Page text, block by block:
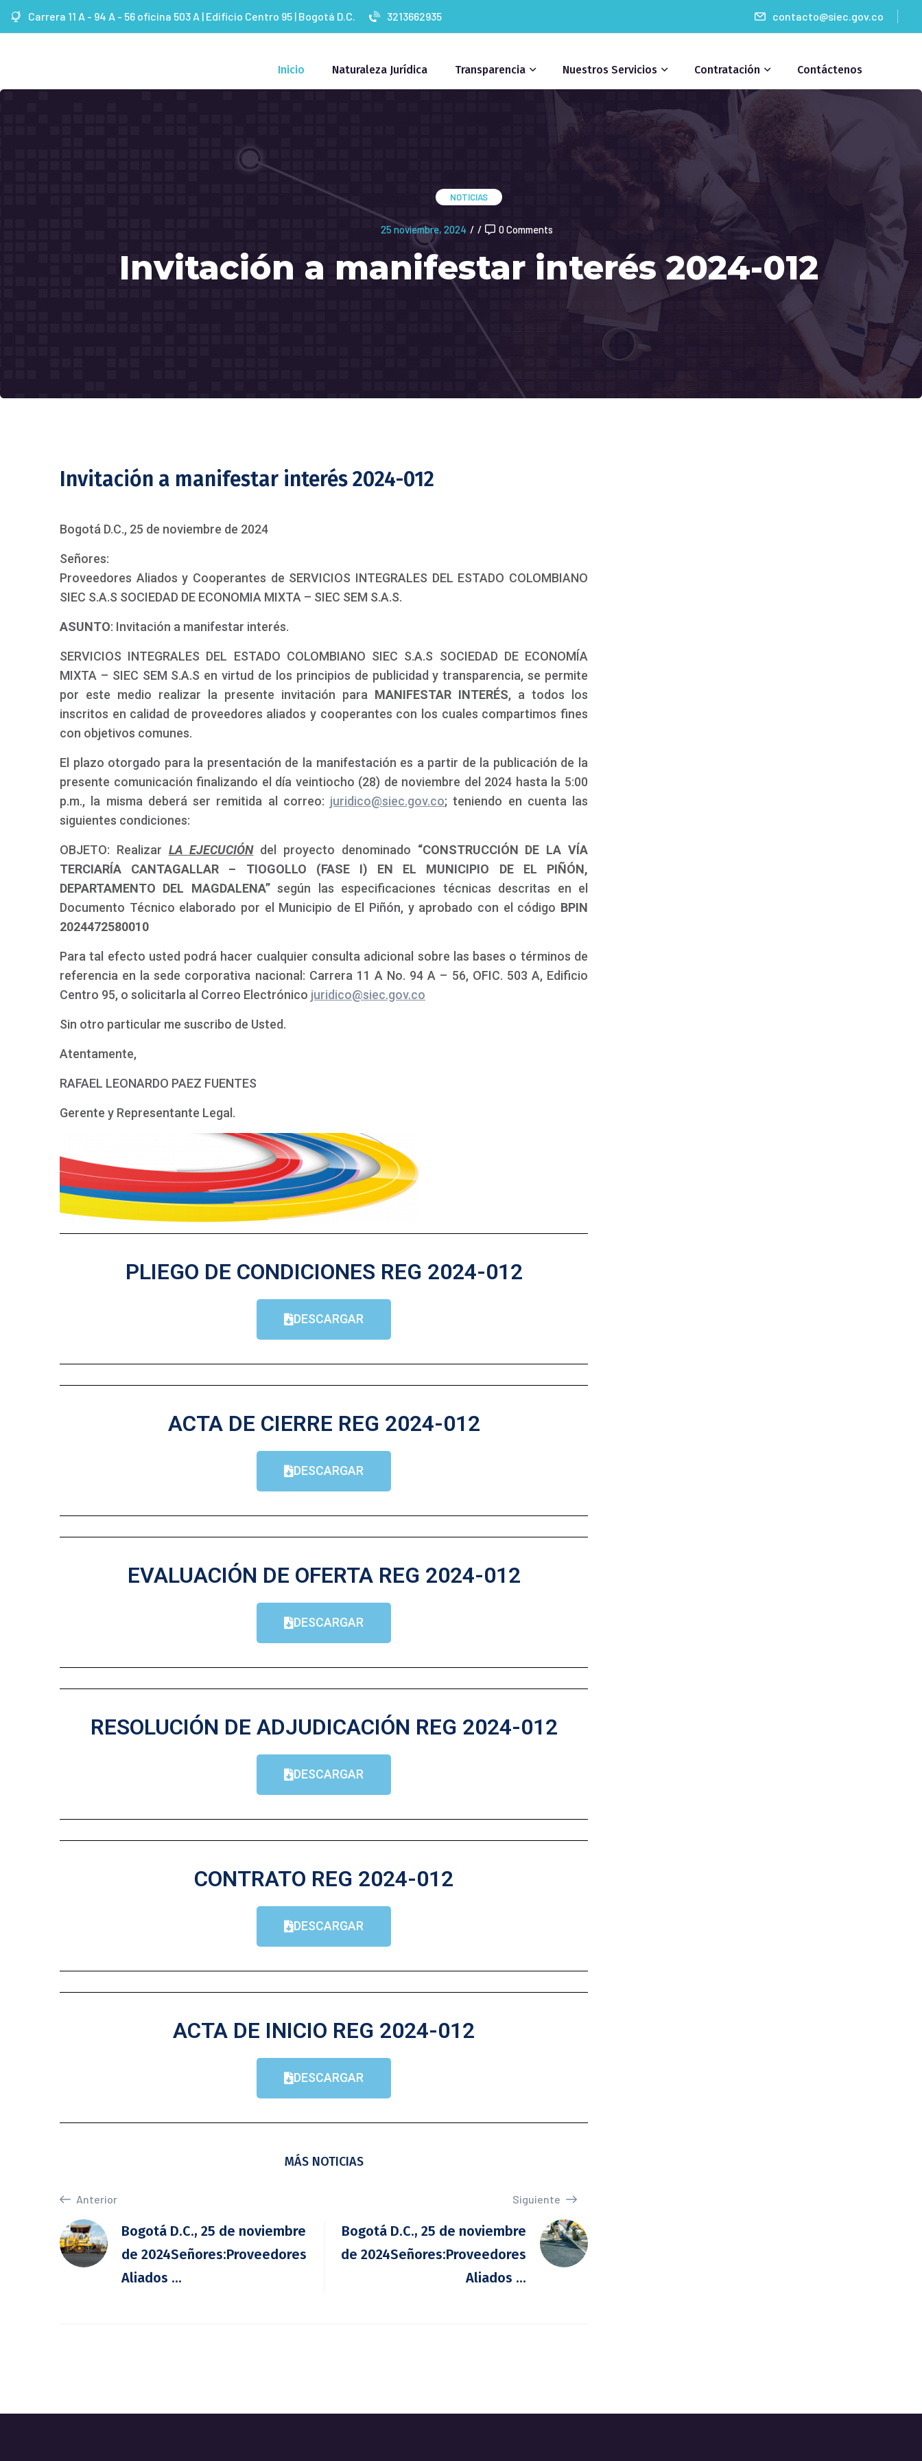
Carrera 11 A - 94 A - 56 oficina 503 A | Edificio Centro 95 | Bogotá D.C. 3213662935 contacto@siec.gov.co
Inicio Naturaleza Jurídica Transparencia Nuestros Servicios Contratación Contáctenos
NOTICIAS
25 noviembre, 2024 / / 0 Comments
Invitación a manifestar interés 2024-012
Invitación a manifestar interés 2024-012
Bogotá D.C., 25 de noviembre de 2024
Señores:
Proveedores Aliados y Cooperantes de SERVICIOS INTEGRALES DEL ESTADO COLOMBIANO
SIEC S.A.S SOCIEDAD DE ECONOMIA MIXTA – SIEC SEM S.A.S.
ASUNTO: Invitación a manifestar interés.
SERVICIOS INTEGRALES DEL ESTADO COLOMBIANO SIEC S.A.S SOCIEDAD DE ECONOMÍA
MIXTA – SIEC SEM S.A.S en virtud de los principios de publicidad y transparencia, se permite
por este medio realizar la presente invitación para MANIFESTAR INTERÉS, a todos los
inscritos en calidad de proveedores aliados y cooperantes con los cuales compartimos fines
con objetivos comunes.
El plazo otorgado para la presentación de la manifestación es a partir de la publicación de la
presente comunicación finalizando el día veintiocho (28) de noviembre del 2024 hasta la 5:00
p.m., la misma deberá ser remitida al correo: juridico@siec.gov.co; teniendo en cuenta las
siguientes condiciones:
OBJETO: Realizar LA EJECUCIÓN del proyecto denominado “CONSTRUCCIÓN DE LA VÍA
TERCIARÍA CANTAGALLAR – TIOGOLLO (FASE I) EN EL MUNICIPIO DE EL PIÑÓN,
DEPARTAMENTO DEL MAGDALENA”según las especificaciones técnicas descritas en el
Documento Técnico elaborado por el Municipio de El Piñón, y aprobado con el código BPIN
2024472580010
Para tal efecto usted podrá hacer cualquier consulta adicional sobre las bases o términos de
referencia en la sede corporativa nacional: Carrera 11 A No. 94 A – 56, OFIC. 503 A, Edificio
Centro 95, o solicitarla al Correo Electrónico juridico@siec.gov.co
Sin otro particular me suscribo de Usted.
Atentamente,
RAFAEL LEONARDO PAEZ FUENTES
Gerente y Representante Legal.
PLIEGO DE CONDICIONES REG 2024-012
DESCARGAR
ACTA DE CIERRE REG 2024-012
DESCARGAR
EVALUACIÓN DE OFERTA REG 2024-012
DESCARGAR
RESOLUCIÓN DE ADJUDICACIÓN REG 2024-012
DESCARGAR
CONTRATO REG 2024-012
DESCARGAR
ACTA DE INICIO REG 2024-012
DESCARGAR
MÁS NOTICIAS
Anterior
Bogotá D.C., 25 de noviembre
de 2024Señores:Proveedores
Aliados ...
Siguiente
Bogotá D.C., 25 de noviembre
de 2024Señores:Proveedores
Aliados ...